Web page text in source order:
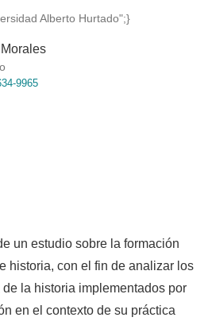
Alberto Hurtado";}
9965
un estudio sobre la formación
historia, con el fin de analizar los
la historia implementados por
en el contexto de su práctica